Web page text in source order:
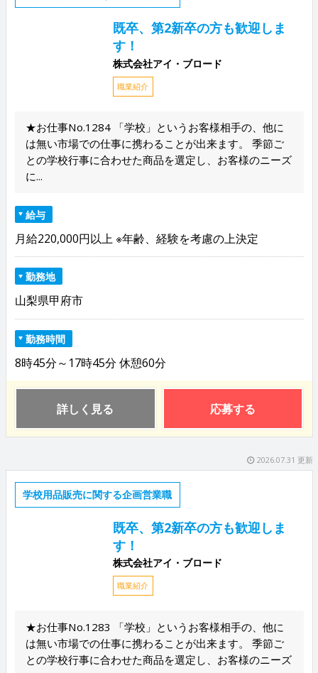
既卒、第2新卒の方も歓迎しま
す！
株式会社アイ・ブロード
職業紹介
★お仕事No.1284 「学校」というお客様相手の、他に
は無い市場での仕事に携わることが出来ます。 季節ご
との学校行事に合わせた商品を選定し、お客様のニーズ
に...
給与
月給220,000円以上 ※年齢、経験を考慮の上決定
勤務地
山梨県甲府市
勤務時間
8時45分～17時45分 休憩60分
詳しく見る 応募する
2026.07.31 更新
学校用品販売に関する企画営業職
既卒、第2新卒の方も歓迎しま
す！
株式会社アイ・ブロード
職業紹介
★お仕事No.1283 「学校」というお客様相手の、他に
は無い市場での仕事に携わることが出来ます。 季節ご
との学校行事に合わせた商品を選定し、お客様のニーズ